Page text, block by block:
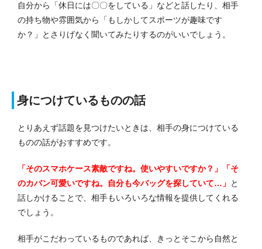
自分から「休日には〇〇をしている」などと話したり、相手
の持ち物や雰囲気から「もしかしてスポーツが趣味です
か？」とさりげなく聞いてみたりするのがいいでしょう。
身につけているものの話
とりあえず話題を見つけたいときは、相手の身につけている
ものの話がおすすめです。
「そのスマホケース素敵ですね。使いやすいですか？」「そ
のカバン可愛いですね。自分も今バッグを探していて…」 と
話しかけることで、相手もいろいろな情報を提供してくれる
でしょう。
相手がこだわっているものであれば、きっとそこから自然と